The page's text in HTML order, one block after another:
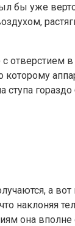
бы уже
отверстием в
которому
ступа
а
наклоняя
она